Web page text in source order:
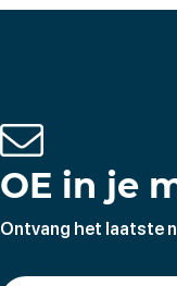
OE in je
Ontvang het laatste